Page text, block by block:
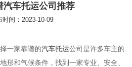
汽车托运公司推荐
时间：2023-10-09
一家靠谱的汽车托运公司是许多车主的
形和气候条件，找到一家专业、安全、